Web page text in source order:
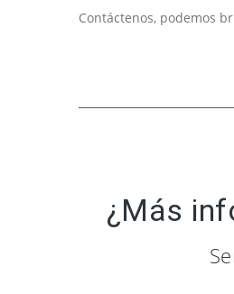
Contáctenos, podemos
¿Más